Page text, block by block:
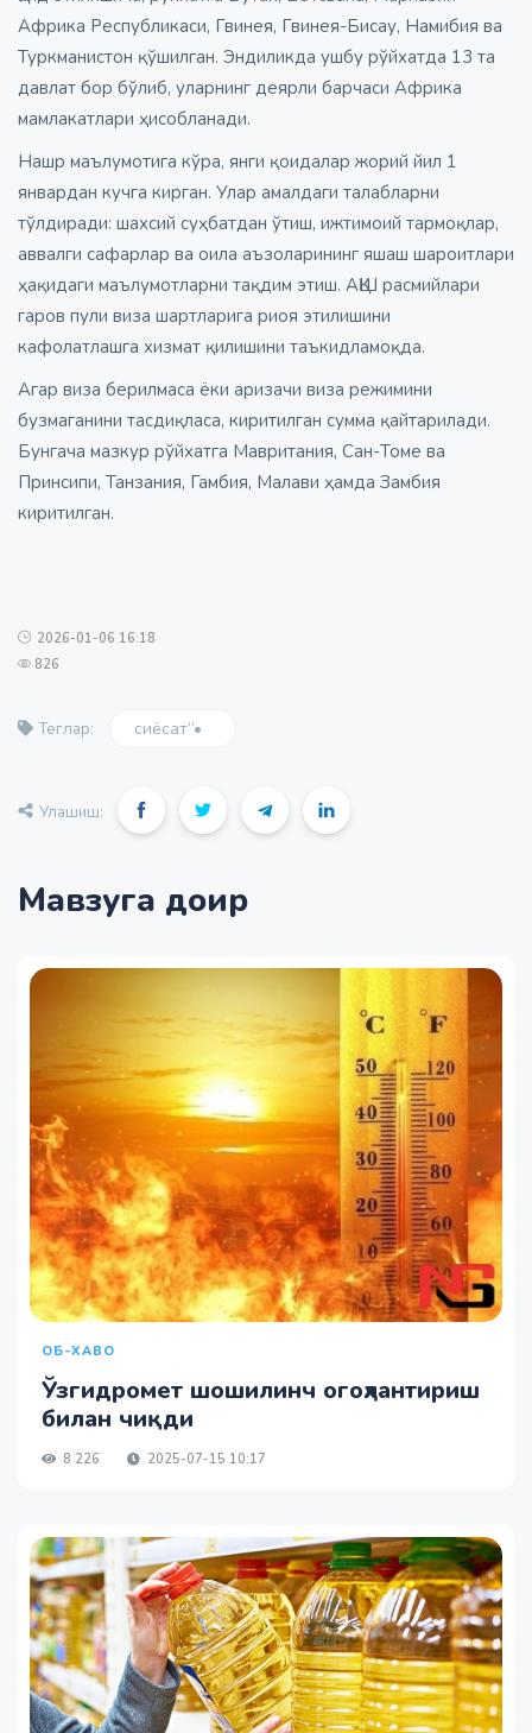
Африка Республикаси, Гвинея, Гвинея-Бисау, Намибия ва
Туркманистон қўшилган. Эндиликда ушбу рўйхатда 13 та
давлат бор бўлиб, уларнинг деярли барчаси Африка
мамлакатлари ҳисобланади.
Нашр маълумотига кўра, янги қоидалар жорий йил 1
январдан кучга кирган. Улар амалдаги талабларни
тўлдиради: шахсий суҳбатдан ўтиш, ижтимоий тармоқлар,
аввалги сафарлар ва оила аъзоларининг яшаш шароитлари
ҳақидаги маълумотларни тақдим этиш. АҚШ расмийлари
гаров пули виза шартларига риоя этилишини
кафолатлашга хизмат қилишини таъкидламоқда.
Агар виза берилмаса ёки аризачи виза режимини
бузмаганини тасдиқласа, киритилган сумма қайтарилади.
Бунгача мазкур рўйхатга Мавритания, Сан-Томе ва
Принсипи, Танзания, Гамбия, Малави ҳамда Замбия
киритилган.
2026-01-06 16:18
826
Теглар: сиёсат”•
Улашиш:
Мавзуга доир
ОБ-ХАВО
Ўзгидромет шошилинч огоҳлантириш
билан чиқди
8 226 2025-07-15 10:17